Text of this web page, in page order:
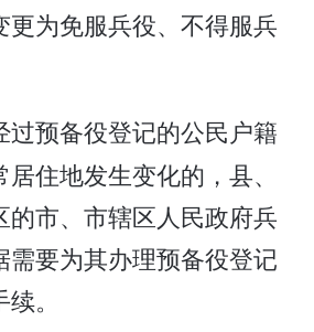
更为免服兵役、不得服兵
过预备役登记的公民户籍
住地发生变化的，县、
的市、市辖区人民政府兵
需要为其办理预备役登记
。